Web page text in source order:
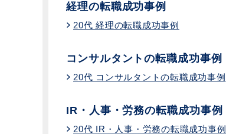
経理の転職成功事例
20代 経理の転職成功事例
コンサルタントの転職成功事例
20代 コンサルタントの転職成功事例
IR・人事・労務の転職成功事例
20代 IR・人事・労務の転職成功事例